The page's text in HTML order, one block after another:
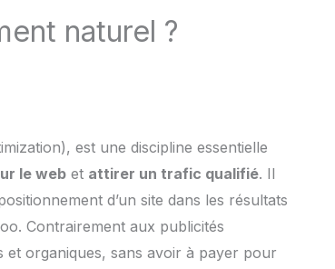
naturel ?
est une discipline essentielle
le webet attirer un trafic qualifié. Il
d’un site dans les résultats
Contrairement aux publicités
et organiques, sans avoir à payer pour